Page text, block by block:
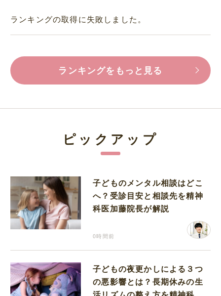
ランキングの取得に失敗しました。
ランキングをもっと見る
ピックアップ
子どものメンタル相談はどこ
へ？受診目安と相談先を精神
科医加藤院長が解説
0時間前
子どもの夜更かしによる３つ
の悪影響とは？長期休みの生